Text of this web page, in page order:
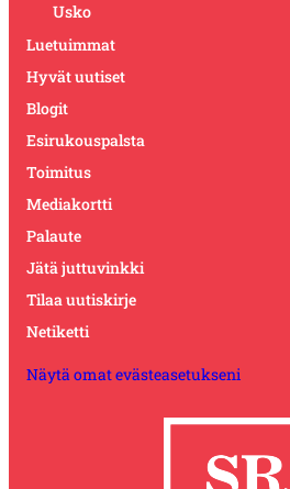
Usko
Luetuimmat
Hyvät uutiset
Blogit
Esirukouspalsta
Toimitus
Mediakortti
Palaute
Jätä juttuvinkki
Tilaa uutiskirje
Netiketti
Näytä omat evästeasetukseni